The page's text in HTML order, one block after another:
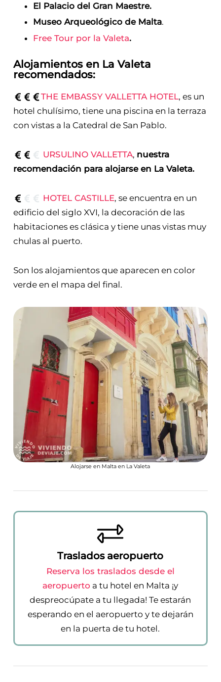
El Palacio del Gran Maestre.
Museo Arqueológico de Malta.
Free Tour por la Valeta.
Alojamientos en La Valeta
recomendados:
THE EMBASSY VALLETTA HOTEL, es un
hotel chulísimo, tiene una piscina en la terraza
con vistas a la Catedral de San Pablo.
URSULINO VALLETTA, nuestra
recomendación para alojarse en La Valeta.
HOTEL CASTILLE, se encuentra en un
edificio del siglo XVI, la decoración de las
habitaciones es clásica y tiene unas vistas muy
chulas al puerto.
Son los alojamientos que aparecen en color
verde en el mapa del final.
Alojarse en Malta en La Valeta
Traslados aeropuerto
Reserva los traslados desde el
aeropuerto a tu hotel en Malta ¡y
despreocúpate a tu llegada! Te estarán
esperando en el aeropuerto y te dejarán
en la puerta de tu hotel.